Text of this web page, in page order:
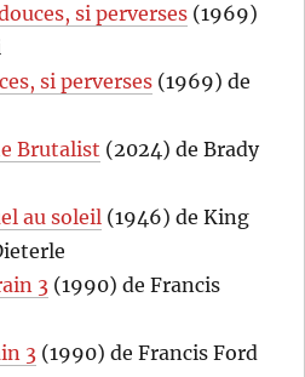
si perverses (1969)
si perverses (1969) de
Brutalist (2024) de Brady
au soleil (1946) de King
3 (1990) de Francis
3 (1990) de Francis Ford